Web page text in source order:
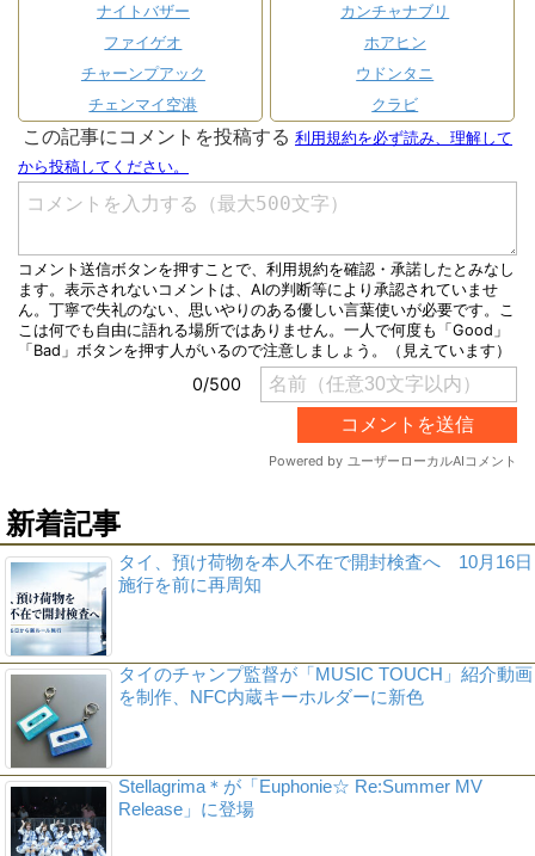
ナイトバザー
ファイゲオ
チャーンプアック
チェンマイ空港
カンチャナブリ
ホアヒン
ウドンタニ
クラビ
新着記事
タイ、預け荷物を本人不在で開封検査へ 10月16日
施行を前に再周知
タイのチャンプ監督が「MUSIC TOUCH」紹介動画
を制作、NFC内蔵キーホルダーに新色
Stellagrima＊が「Euphonie☆ Re:Summer MV
Release」に登場